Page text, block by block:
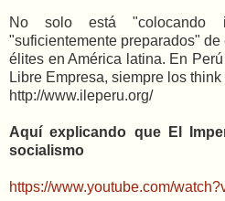
No solo está "colocando
"suficientemente preparados"
élites en América latina. En
Libre Empresa, siempre los think
http://www.ileperu.org/
Aquí explicando que El
socialismo
https://www.youtube.com/